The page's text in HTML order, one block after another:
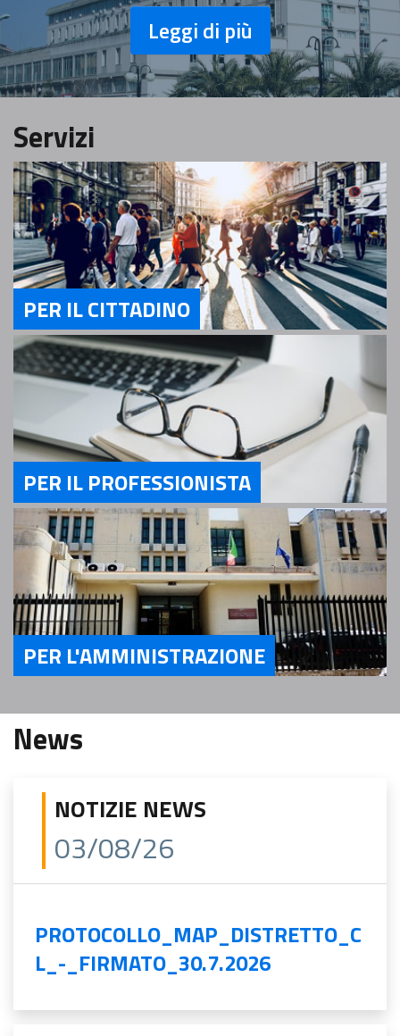
Leggi di più
Servizi
Servizi Per il cittadino
PER IL CITTADINO
Servizi Per il Professionista
PER IL PROFESSIONISTA
PER L'AMMINISTRAZIONE
News
NOTIZIE NEWS
03/08/26
PROTOCOLLO_MAP_DISTRETTO_C
L_-_FIRMATO_30.7.2026